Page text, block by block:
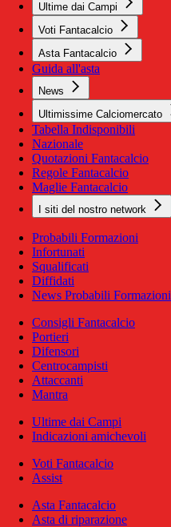
Ultime dai Campi
Voti Fantacalcio
Asta Fantacalcio
Guida all'asta
News
Ultimissime Calciomercato
Tabella Indisponibili
Nazionale
Quotazioni Fantacalcio
Regole Fantacalcio
Maglie Fantacalcio
I siti del nostro network
Probabili Formazioni
Infortunati
Squalificati
Diffidati
News Probabili Formazioni
Consigli Fantacalcio
Portieri
Difensori
Centrocampisti
Attaccanti
Mantra
Ultime dai Campi
Indicazioni amichevoli
Voti Fantacalcio
Assist
Asta Fantacalcio
Asta di riparazione